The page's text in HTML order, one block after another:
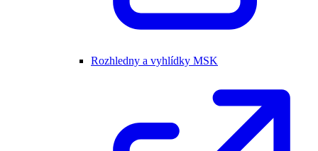
Rozhledny a vyhlídky MSK